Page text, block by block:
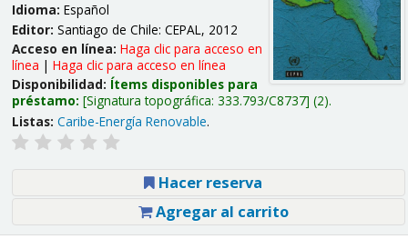
Idioma: Español
Editor: Santiago de Chile: CEPAL, 2012
Acceso en línea: Haga clic para acceso en
línea | Haga clic para acceso en línea
Disponibilidad: Ítems disponibles para
préstamo: Signatura topográfica: 333.793/C8737 (2).
Listas: Caribe-Energía Renovable.
Hacer reserva
Agregar al carrito